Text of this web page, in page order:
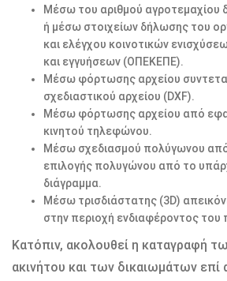
Μέσω του αριθμού αγροτεμαχίου
ή μέσω στοιχείων δήλωσης του
και ελέγχου κοινοτικών
και εγγυήσεων (ΟΠΕΚΕΠΕ).
Μέσω φόρτωσης αρχείου
σχεδιαστικού αρχείου (DXF).
Μέσω φόρτωσης αρχείου από
κινητού τηλεφώνου.
Μέσω σχεδιασμού πολύγωνου
επιλογής πολυγώνου από το
διάγραμμα.
Μέσω τρισδιάστατης (3D)
στην περιοχή ενδιαφέροντος του
Κατόπιν, ακολουθεί η καταγραφή
ακινήτου και των δικαιωμάτων επί